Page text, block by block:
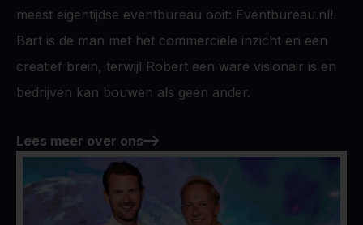
meest eigentijdse eventbureau ooit: Eventbureau.nl!
Bart is de man met het commerciële inzicht en een
creatief brein, terwijl Robert een ware visionair is en
bedrijven kan bouwen als geen ander.
Lees meer over ons